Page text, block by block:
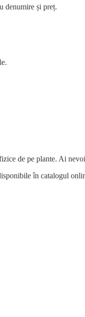
denumire și preț.
de pe plante. Ai
în catalogul